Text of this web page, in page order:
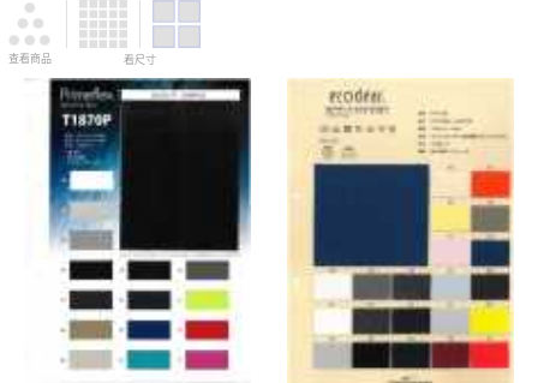
查看商品 看尺寸